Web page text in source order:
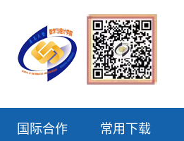
国际合作 常用下载